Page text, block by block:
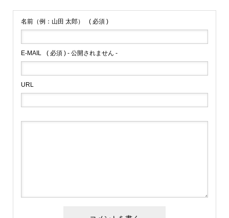
名前（例：山田 太郎） ( 必須 )
E-MAIL ( 必須 ) - 公開されません -
URL